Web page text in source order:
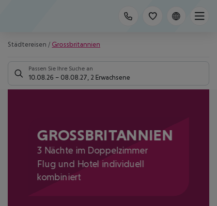
Städtereisen / Grossbritannien
Passen Sie Ihre Suche an
10.08.26 – 08.08.27 2 Erwachsene
GROSSBRITANNIEN
3 Nächte im Doppelzimmer
Flug und Hotel individuell
kombiniert